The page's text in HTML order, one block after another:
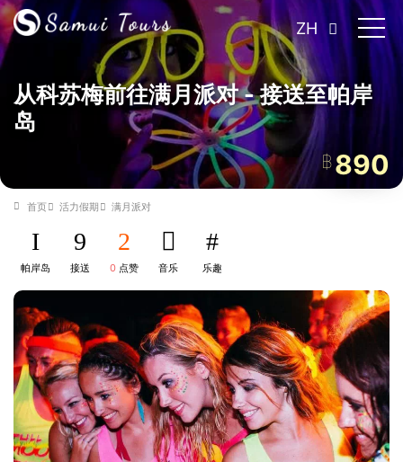
ZH
从科苏梅前往满月派对 - 接送至帕岸
岛
฿890
首页 活力假期 满月派对
帕岸岛 接送 0点赞 音乐 乐趣